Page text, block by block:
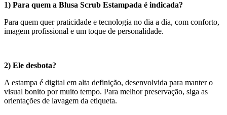
1) Para quem a Blusa Scrub Estampada é indicada?
Para quem quer praticidade e tecnologia no dia a dia, com conforto,
imagem profissional e um toque de personalidade.
2) Ele desbota?
A estampa é digital em alta definição, desenvolvida para manter o
visual bonito por muito tempo. Para melhor preservação, siga as
orientações de lavagem da etiqueta.